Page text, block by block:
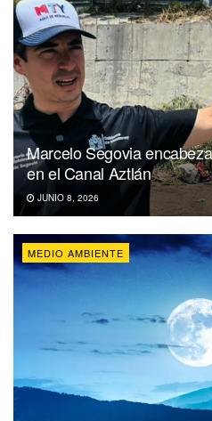
Marcelo Segovia
en el Canal Aztlán
JUNIO 8, 2026
MEDIO AMBIENTE